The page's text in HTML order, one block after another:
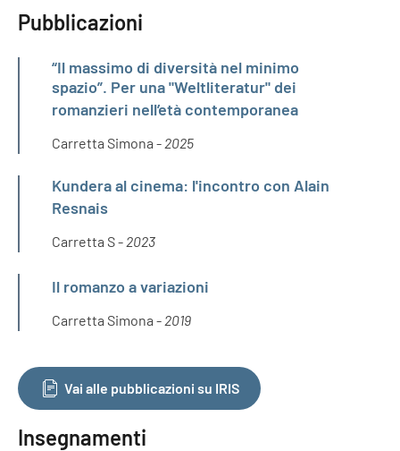
Pubblicazioni
“Il massimo di diversità nel minimo
spazio”. Per una "Weltliteratur" dei
romanzieri nell’età contemporanea
Carretta Simona - 2025
Kundera al cinema: l'incontro con Alain
Resnais
Carretta S - 2023
Il romanzo a variazioni
Carretta Simona - 2019
Vai alle pubblicazioni su IRIS
Insegnamenti